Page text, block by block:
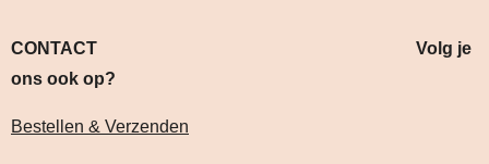
CONTACT Volg je
ons ook op?
Bestellen & Verzenden